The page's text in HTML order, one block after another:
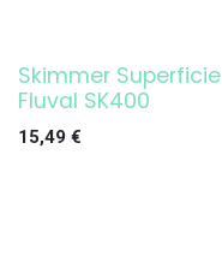
¡OFERTA!
Skimmer Superficie
Fluval SK400
15,49 €